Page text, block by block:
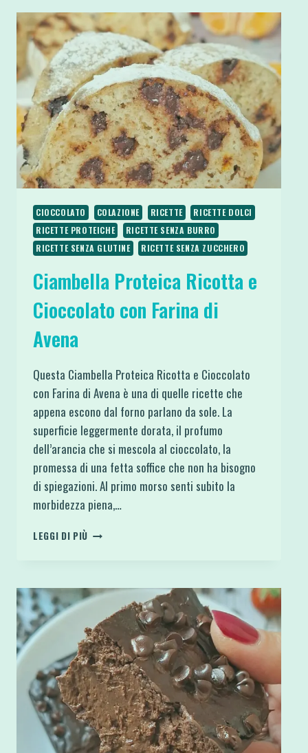
GLUTINE
IN
FRIGGITRICE
AD
ARIA
O
FORNO
CIOCCOLATO COLAZIONE RICETTE
RICETTE DOLCI
RICETTE PROTEICHE
RICETTE SENZA BURRO
RICETTE SENZA GLUTINE
RICETTE SENZA ZUCCHERO
Ciambella Proteica Ricotta e
Cioccolato con Farina di
Avena
Questa Ciambella Proteica Ricotta e Cioccolato
con Farina di Avena è una di quelle ricette che
appena escono dal forno parlano da sole. La
superficie leggermente dorata, il profumo
dell’arancia che si mescola al cioccolato, la
promessa di una fetta soffice che non ha bisogno
di spiegazioni. Al primo morso senti subito la
morbidezza piena,…
LEGGI DI PIÙ CIAMBELLA
CIOCCOLATO
CON
FARINA
DI
AVENA